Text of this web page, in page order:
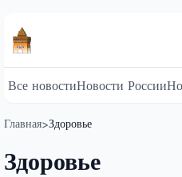
Все новостиНовости России
Главная>Здоровье
Здоровье